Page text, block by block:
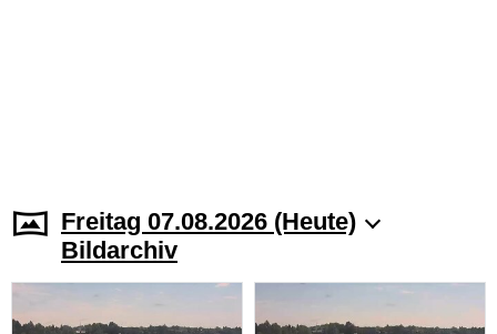
Freitag 07.08.2026 (Heute)
Bildarchiv